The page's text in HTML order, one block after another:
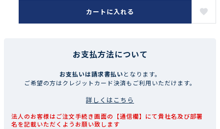
カートに入れる
お支払方法について
お支払いは請求書払いとなります。
ご希望の方はクレジットカード決済もご利用いただけます。
詳しくはこちら
法人のお客様はご注文手続き画面の【通信欄】にて貴社名及び部署
名を記載いただくようお願い致します